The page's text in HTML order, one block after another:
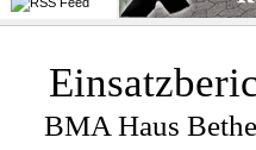
BMA Haus